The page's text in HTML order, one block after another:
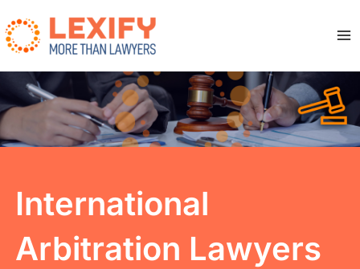
Inhalt
springen
International
Arbitration Lawyers